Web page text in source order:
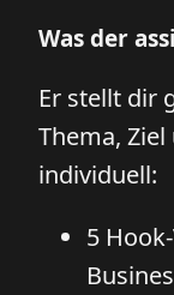
Was der
Er stellt dir
Thema,
individuell:
5